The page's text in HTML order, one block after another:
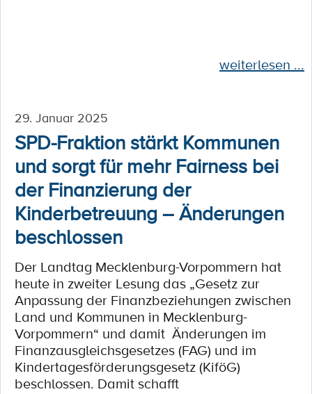
weiterlesen ...
29. Januar 2025
SPD-Fraktion stärkt Kommunen
und sorgt für mehr Fairness bei
der Finanzierung der
Kinderbetreuung – Änderungen
beschlossen
Der Landtag Mecklenburg-Vorpommern hat
heute in zweiter Lesung das „Gesetz zur
Anpassung der Finanzbeziehungen zwischen
Land und Kommunen in Mecklenburg-
Vorpommern“ und damit Änderungen im
Finanzausgleichsgesetzes (FAG) und im
Kindertagesförderungsgesetz (KiföG)
beschlossen. Damit schafft